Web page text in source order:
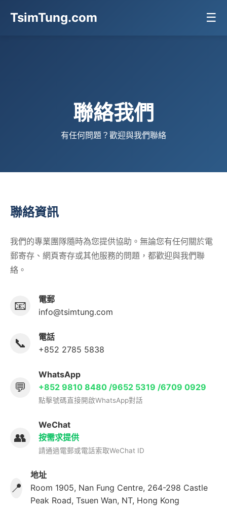
TsimTung.com ☰
聯絡我們
有任何問題？歡迎與我們聯絡
聯絡資訊
我們的專業團隊隨時為您提供協助。無論您有任何關於電
郵寄存、網頁寄存或其他服務的問題，都歡迎與我們聯
絡。
📧
電郵
info@tsimtung.com
📞
電話
+852 2785 5838
💬
WhatsApp
+852 9810 8480 /9652 5319 /6709 0929
點擊號碼直接開啟WhatsApp對話
👥
WeChat
按需求提供
請通過電郵或電話索取WeChat ID
📍
地址
Room 1905, Nan Fung Centre, 264-298 Castle
Peak Road, Tsuen Wan, NT, Hong Kong